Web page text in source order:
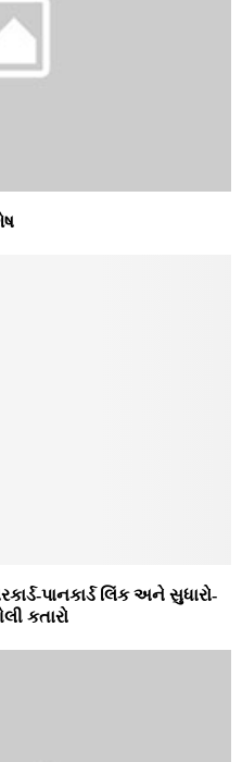
પાનકાર્ડ લિંક અને સુધારો-
કતારો